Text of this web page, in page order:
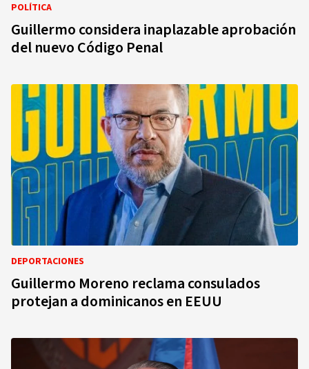
POLÍTICA
Guillermo considera inaplazable aprobación
del nuevo Código Penal
DEPORTACIONES
Guillermo Moreno reclama consulados
protejan a dominicanos en EEUU